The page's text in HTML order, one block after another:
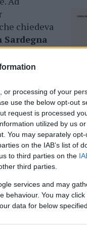
or processing of your
use the below opt-out
request is processed
utilized by us
You may separately
on the IAB’s list of
to third parties on the
third parties.
services and may
behaviour. You may
data for below
chiedeva
anche
e luoghi
deciso di
stiamo